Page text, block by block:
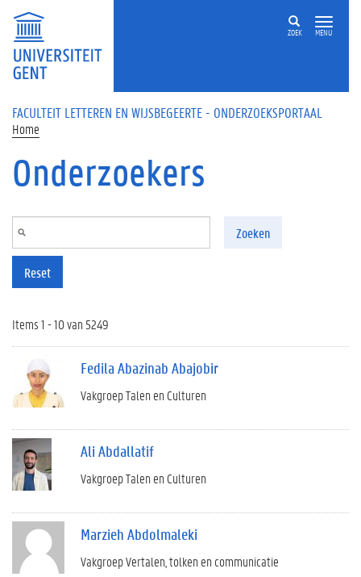
Overslaan en naar de inhoud gaan
ZOEK MENU
FACULTEIT LETTEREN EN WIJSBEGEERTE - ONDERZOEKSPORTAAL
Home
Onderzoekers
Zoeken
Reset
Items 1 - 10 van 5249
Fedila Abazinab Abajobir
Vakgroep Talen en Culturen
Ali Abdallatif
Vakgroep Talen en Culturen
Marzieh Abdolmaleki
Vakgroep Vertalen, tolken en communicatie